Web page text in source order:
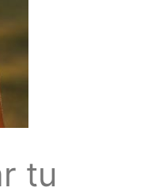
tu